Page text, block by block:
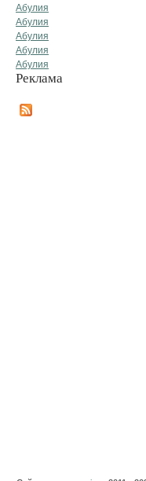
Абулия
Абулия
Абулия
Абулия
Абулия
Реклама